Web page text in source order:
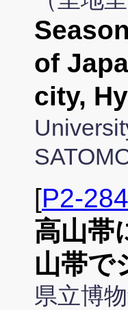
of
city,
[P2-284
高山
山帯で
県立博物